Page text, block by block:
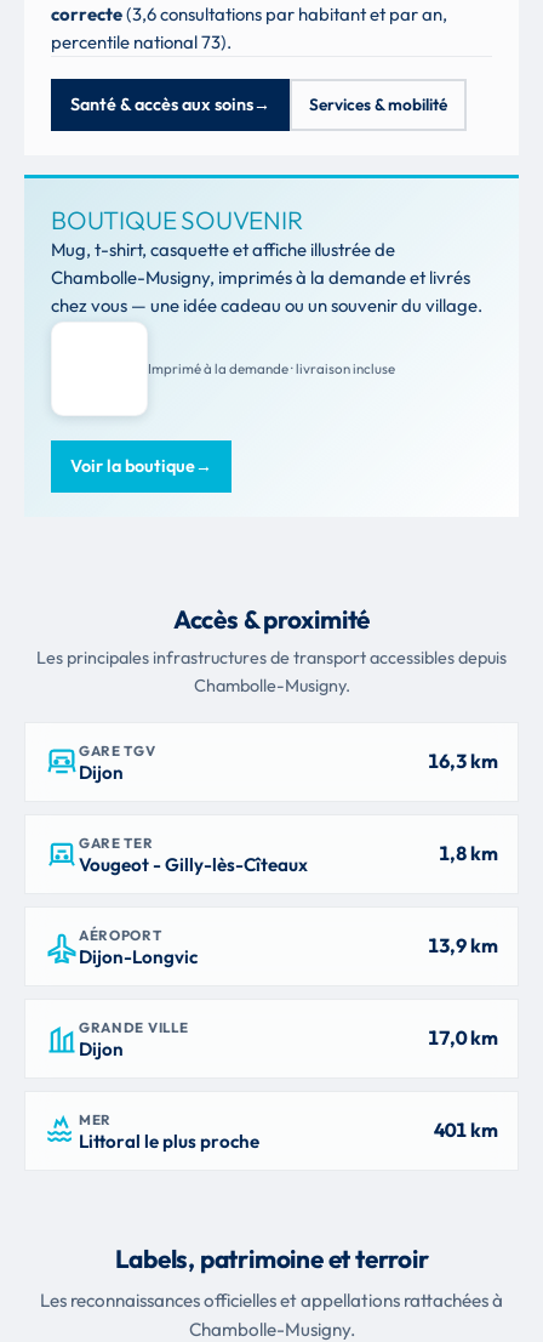
correcte(3,6 consultations par habitant et par an,
percentile national 73).
Santé & accès aux soins→ Services & mobilité
BOUTIQUE SOUVENIR
Mug, t-shirt, casquette et affiche illustrée de
Chambolle-Musigny, imprimés à la demande et livrés
chez vous — une idée cadeau ou un souvenir du village.
Imprimé à la demande · livraison incluse
Voir la boutique→
Accès & proximité
Les principales infrastructures de transport accessibles depuis
Chambolle-Musigny.
GARE TGV
Dijon 16,3 km
GARE TER
Vougeot - Gilly-lès-Cîteaux 1,8 km
AÉROPORT
Dijon-Longvic 13,9 km
GRANDE VILLE
Dijon 17,0 km
MER
Littoral le plus proche 401 km
Labels, patrimoine et terroir
Les reconnaissances officielles et appellations rattachées à
Chambolle-Musigny.